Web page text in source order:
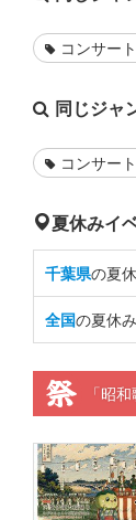
コンサー
同じジャ
コンサー
夏休みイ
千葉県の夏
全国の夏休
「昭